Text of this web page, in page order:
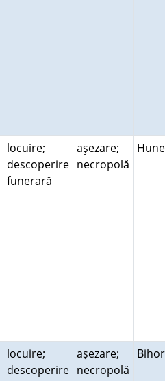
locuire;
descoperire
funerară
aşezare;
necropolă
locuire;
descoperire
aşezare;
necropolă